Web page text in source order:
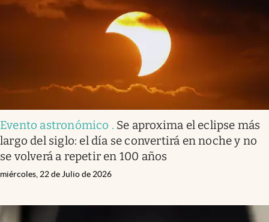
Clima
México
Evento astronómico . Se aproxima el eclipse más
largo del siglo: el día se convertirá en noche y no
se volverá a repetir en 100 años
miércoles, 22 de Julio de 2026